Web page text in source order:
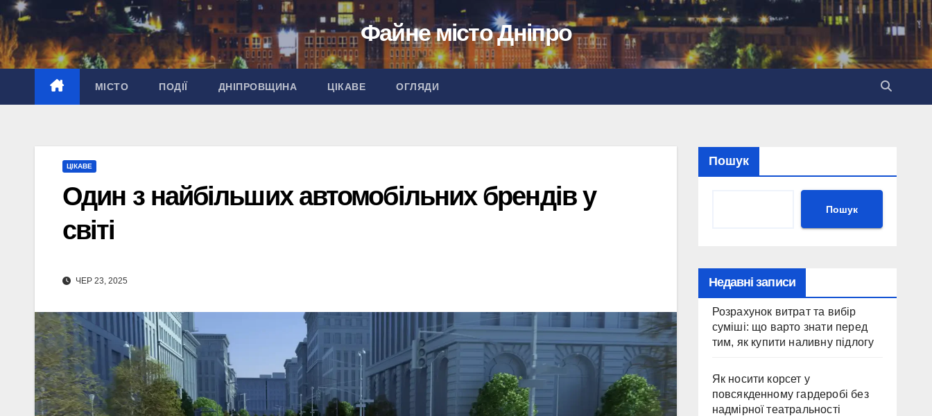
Перейти
до
вмісту
Файне місто Дніпро
МІСТО ПОДІЇ ДНІПРОВЩИНА ЦІКАВЕ ОГЛЯДИ
ЦІКАВЕ
Один з найбільших автомобільних брендів у
світі
ЧЕР 23, 2025
Пошук
Пошук
Недавні записи
Розрахунок витрат та вибір
суміші: що варто знати перед
тим, як купити наливну підлогу
Як носити корсет у
повсякденному гардеробі без
надмірної театральності